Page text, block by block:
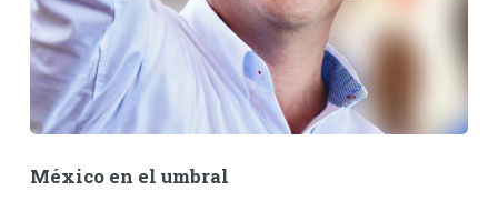
México en el umbral